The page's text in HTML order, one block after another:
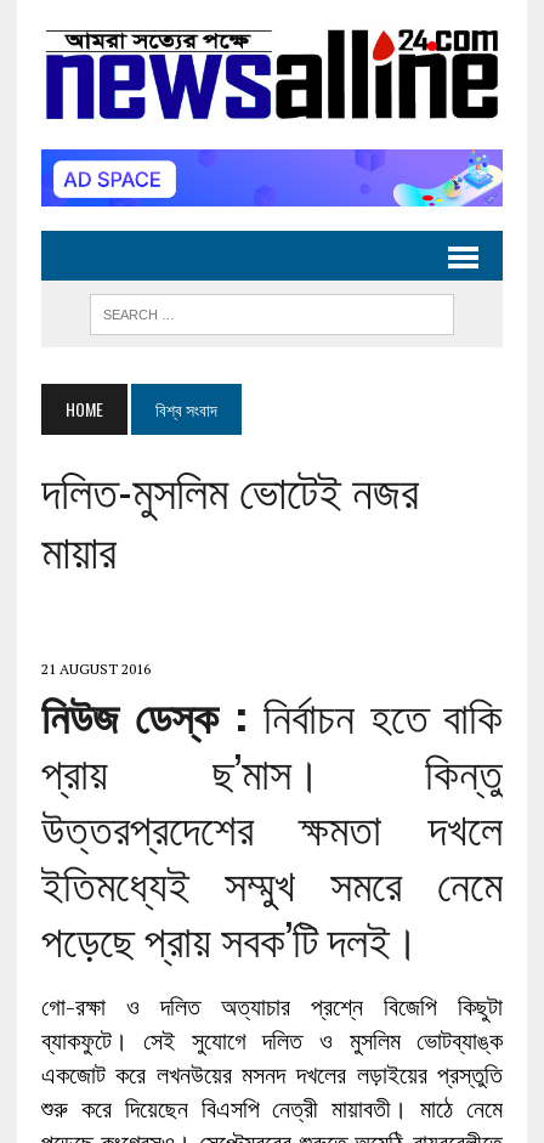
HOME বিশ্ব সংবাদ
দলিত-মুসলিম ভোটেই নজর
মায়ার
21 AUGUST 2016
নিউজ ডেস্ক : নির্বাচন হতে বাকি
প্রায় ছ’মাস। কিন্তু
উত্তরপ্রদেশের ক্ষমতা দখলে
ইতিমধ্যেই সম্মুখ সমরে নেমে
পড়েছে প্রায় সবক’টি দলই।
গো-রক্ষা ও দলিত অত্যাচার প্রশ্নে বিজেপি কিছুটা
ব্যাকফুটে। সেই সুযোগে দলিত ও মুসলিম ভোটব্যাঙ্ক
একজোট করে লখনউয়ের মসনদ দখলের লড়াইয়ের প্রস্তুতি
শুরু করে দিয়েছেন বিএসপি নেত্রী মায়াবতী। মাঠে নেমে